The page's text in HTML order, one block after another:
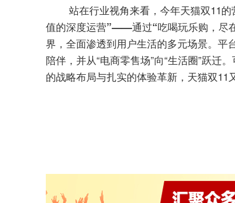
站在行业视角来看，今年天猫双11
值的深度运营”——通过“吃喝玩乐购，尽
界，全面渗透到用户生活的多元场景。平
陪伴，并从“电商零售场”向“生活圈”跃迁
的战略布局与扎实的体验革新，天猫双11